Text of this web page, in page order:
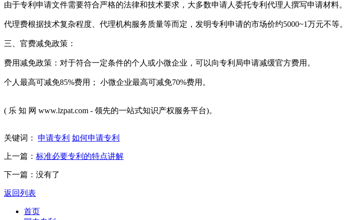
由于专利申请文件需要符合严格的法律和技术要求，大多数申请人委托专利代理人撰写申请材料。
代理费根据技术复杂程度、代理机构服务质量等而定，发明专利申请的市场价约5000~1万元不等。
三、官费减免政策：
费用减免政策：对于符合一定条件的个人或小微企业，可以向专利局申请减缓官方费用。
个人最高可减免85%费用； 小微企业最高可减免70%费用。
( 乐 知 网 www.lzpat.com - 领先的一站式知识产权服务平台)。
关键词： 申请专利 如何申请专利
上一篇： 标准必要专利的特点讲解
下一篇：没有了
返回列表
首页